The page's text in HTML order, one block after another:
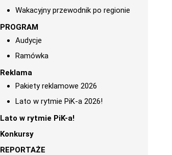
Wakacyjny przewodnik po regionie
PROGRAM
Audycje
Ramówka
Reklama
Pakiety reklamowe 2026
Lato w rytmie PiK-a 2026!
Lato w rytmie PiK-a!
Konkursy
REPORTAŻE